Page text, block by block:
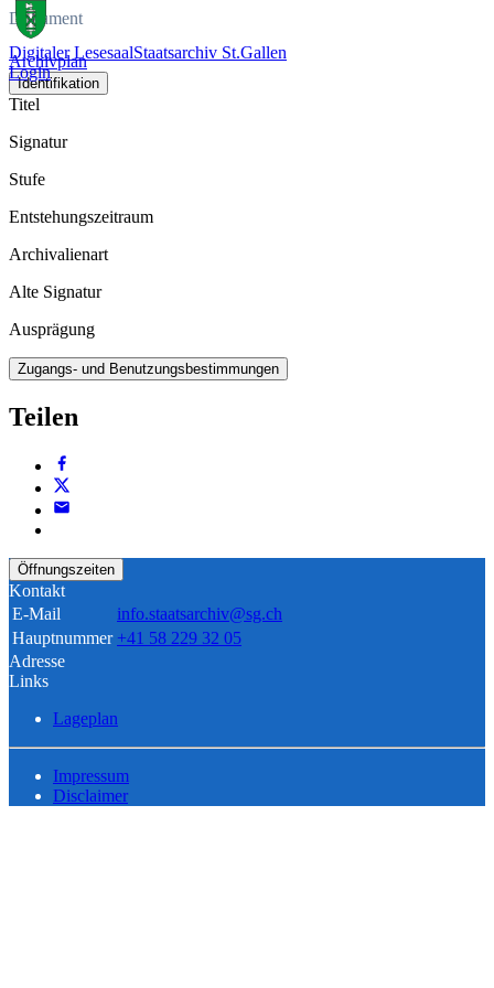
Digitaler LesesaalStaatsarchiv St.Gallen
Login
Dokument
Archivplan
Identifikation
Titel
Signatur
Stufe
Entstehungszeitraum
Archivalienart
Alte Signatur
Ausprägung
Zugangs- und Benutzungsbestimmungen
Teilen
Öffnungszeiten
Kontakt
E-Mail
info.staatsarchiv@sg.ch
Hauptnummer +41 58 229 32 05
Adresse
Links
Lageplan
Impressum
Disclaimer